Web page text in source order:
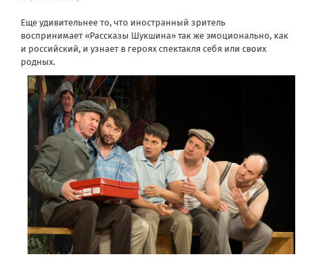
Еще удивительнее то, что иностранный зритель
воспринимает «Рассказы Шукшина» так же эмоционально, как
и российский, и узнает в героях спектакля себя или своих
родных.